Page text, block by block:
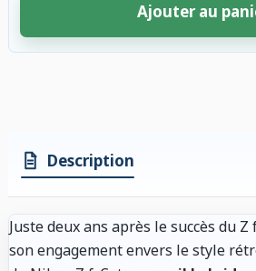
Ajouter au
Description
Juste deux ans après le succès du
son engagement envers le style